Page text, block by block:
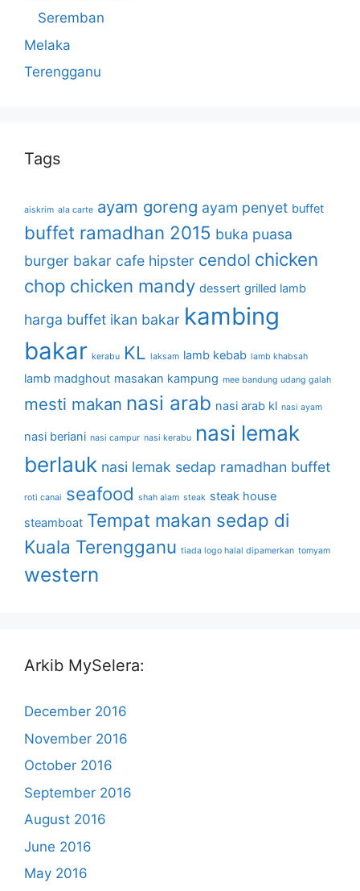
Seremban
Melaka
Terengganu
Tags
aiskrim ala carte ayam goreng ayam penyet buffet
buffet ramadhan 2015 buka puasa
burger bakar cafe hipster cendol chicken
chop chicken mandy dessert grilled lamb
harga buffet ikan bakar kambing
bakar kerabu KL laksam lamb kebab lamb khabsah
lamb madghout masakan kampung mee bandung udang galah
mesti makan nasi arab nasi arab kl nasi ayam
nasi beriani nasi campur nasi kerabu nasi lemak
berlauk nasi lemak sedap ramadhan buffet
roti canai seafood shah alam steak steak house
steamboat Tempat makan sedap di
Kuala Terengganu tiada logo halal dipamerkan tomyam
western
Arkib MySelera:
December 2016
November 2016
October 2016
September 2016
August 2016
June 2016
May 2016